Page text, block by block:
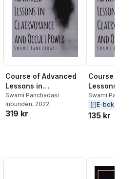
Course of Advanced
Lessons in
Clairvoyance and
Occult Power
Swami Panchadasi
Inbunden, 2022
319 kr
Course of
Lessons in
Clairvoyance
Occult Power
Swami
E-bok
135 kr